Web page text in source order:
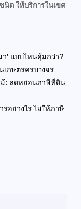
นิด ให้บริการในเขต
า’ แบบไหนคุ้มกว่า?
เกษตรครบวงจร
ม้: ลดหย่อนภาษีที่ดิน
รอย่างไร ไม่ให้ภาษี